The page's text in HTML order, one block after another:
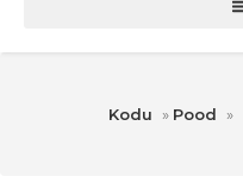
Kodu » Pood »